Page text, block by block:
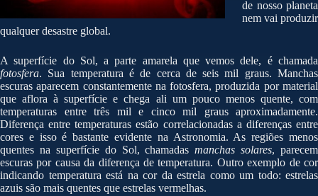
de nosso planeta
nem vai produzir
qualquer desastre global.
A superfície do Sol, a parte amarela que vemos dele, é chamada
fotosfera. Sua temperatura é de cerca de seis mil graus. Manchas
escuras aparecem constantemente na fotosfera, produzida por material
que aflora à superfície e chega ali um pouco menos quente, com
temperaturas entre três mil e cinco mil graus aproximadamente.
Diferença entre temperaturas estão correlacionadas a diferenças entre
cores e isso é bastante evidente na Astronomia. As regiões menos
quentes na superfície do Sol, chamadasmanchas solares, parecem
escuras por causa da diferença de temperatura. Outro exemplo de cor
indicando temperatura está na cor da estrela como um todo: estrelas
azuis são mais quentes que estrelas vermelhas.